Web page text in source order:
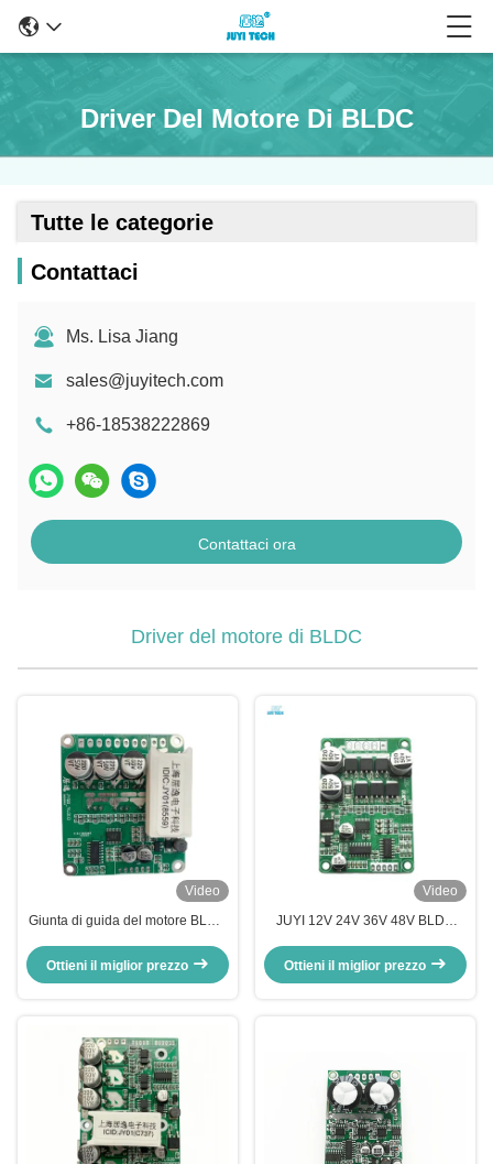
Driver Del Motore Di BLDC
Tutte le categorie
Contattaci
Ms. Lisa Jiang
sales@juyitech.com
+86-18538222869
Contattaci ora
Driver del motore di BLDC
Video
Giunta di guida del motore BLDC
12V 24V 48V con funzione di
freno
Ottieni il miglior prezzo
Video
JUYI 12V 24V 36V 48V BLDC
Wide Voltage Compatibility for
10A Current
Ottieni il miglior prezzo